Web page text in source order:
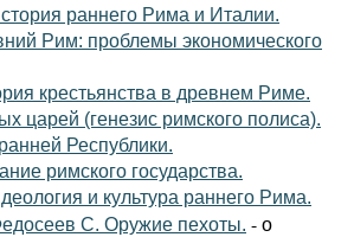
раннего Рима и Италии.
Рим: проблемы экономического
крестьянства в древнем Риме.
царей (генезис римского полиса).
Республики.
римского государства.
и культура раннего Рима.
С. Оружие пехоты. - о